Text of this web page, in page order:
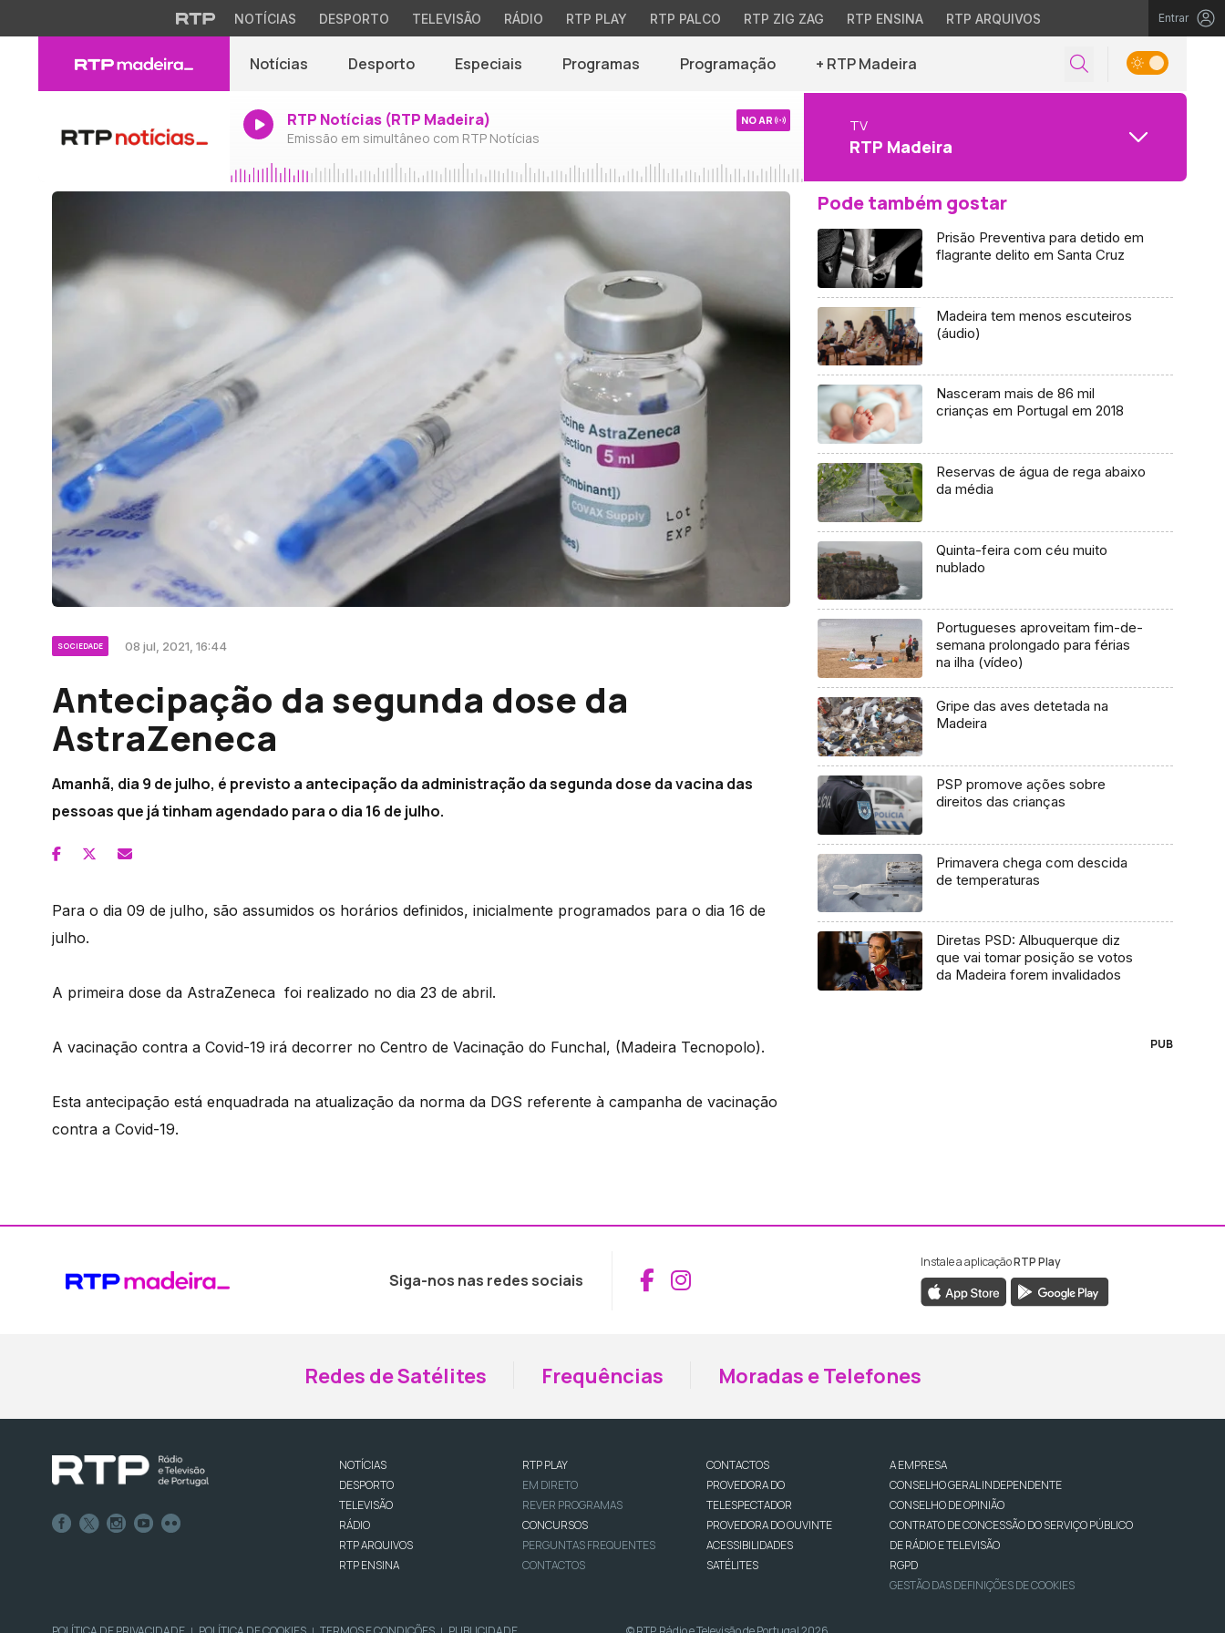
NOTÍCIAS DESPORTO TELEVISÃO RÁDIO RTP PLAY RTP PALCO RTP ZIG ZAG RTP ENSINA RTP ARQUIVOS Entrar
Notícias Desporto Especiais Programas Programação + RTP Madeira
RTP Notícias (RTP Madeira)
Emissão em simultâneo com RTP Notícias
NO AR TV
RTP Madeira
SOCIEDADE 08 jul, 2021, 16:44
Antecipação da segunda dose da
AstraZeneca
Amanhã, dia 9 de julho, é previsto a antecipação da administração da segunda dose da vacina das
pessoas que já tinham agendado para o dia 16 de julho.
Para o dia 09 de julho, são assumidos os horários definidos, inicialmente programados para o dia 16 de
julho.
A primeira dose da AstraZeneca foi realizado no dia 23 de abril.
A vacinação contra a Covid-19 irá decorrer no Centro de Vacinação do Funchal, (Madeira Tecnopolo).
Esta antecipação está enquadrada na atualização da norma da DGS referente à campanha de vacinação
contra a Covid-19.
Pode também gostar
Prisão Preventiva para detido em
flagrante delito em Santa Cruz
Madeira tem menos escuteiros
(áudio)
Nasceram mais de 86 mil
crianças em Portugal em 2018
Reservas de água de rega abaixo
da média
Quinta-feira com céu muito
nublado
Portugueses aproveitam fim-de-
semana prolongado para férias
na ilha (vídeo)
Gripe das aves detetada na
Madeira
PSP promove ações sobre
direitos das crianças
Primavera chega com descida
de temperaturas
Diretas PSD: Albuquerque diz
que vai tomar posição se votos
da Madeira forem invalidados
PUB
Siga-nos nas redes sociais Aceder ao Facebook da RTP Madeira
Aceder ao Instagram da RTP Madeira
Instale a aplicaçãoRTP Play
Redes de Satélites Frequências Moradas e Telefones
NOTÍCIAS
DESPORTO
TELEVISÃO
RÁDIO
RTP ARQUIVOS
RTP ENSINA
RTP PLAY
EM DIRETO
REVER PROGRAMAS
CONCURSOS
PERGUNTAS FREQUENTES
CONTACTOS
CONTACTOS
PROVEDORA DO
TELESPECTADOR
PROVEDORA DO OUVINTE
ACESSIBILIDADES
SATÉLITES
A EMPRESA
CONSELHO GERAL INDEPENDENTE
CONSELHO DE OPINIÃO
CONTRATO DE CONCESSÃO DO SERVIÇO PÚBLICO
DE RÁDIO E TELEVISÃO
RGPD
GESTÃO DAS DEFINIÇÕES DE COOKIES